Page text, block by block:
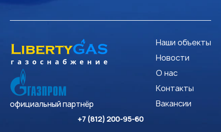
официальный партнёр
Наши объекты
Новости
О нас
Контакты
Вакансии
+7 (812) 200-95-60